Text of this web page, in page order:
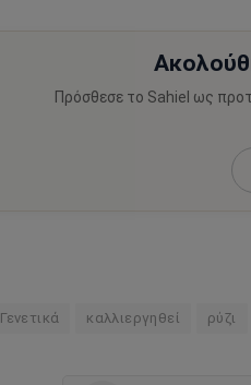
Πρόσθεσε το Sahiel ως
Γενετικά καλλιεργηθεί ρύζι